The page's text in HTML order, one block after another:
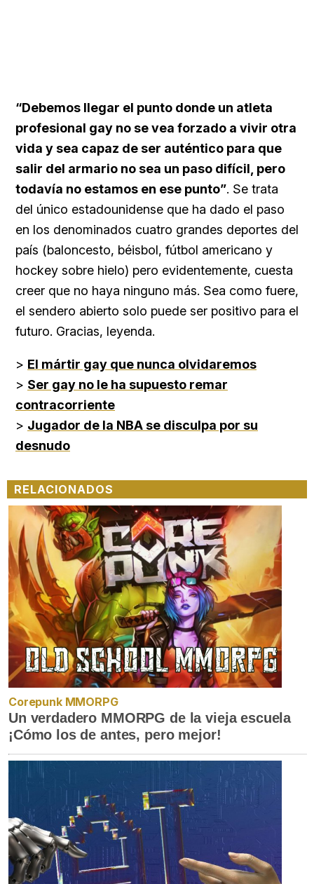
“Debemos llegar el punto donde un atleta
profesional gay no se vea forzado a vivir otra
vida y sea capaz de ser auténtico para que
salir del armario no sea un paso difícil, pero
todavía no estamos en ese punto”. Se trata
del único estadounidense que ha dado el paso
en los denominados cuatro grandes deportes del
país (baloncesto, béisbol, fútbol americano y
hockey sobre hielo) pero evidentemente, cuesta
creer que no haya ninguno más. Sea como fuere,
el sendero abierto solo puede ser positivo para el
futuro. Gracias, leyenda.
> El mártir gay que nunca olvidaremos
> Ser gay no le ha supuesto remar
contracorriente
> Jugador de la NBA se disculpa por su
desnudo
RELACIONADOS
Corepunk MMORPG
Un verdadero MMORPG de la vieja escuela
¡Cómo los de antes, pero mejor!